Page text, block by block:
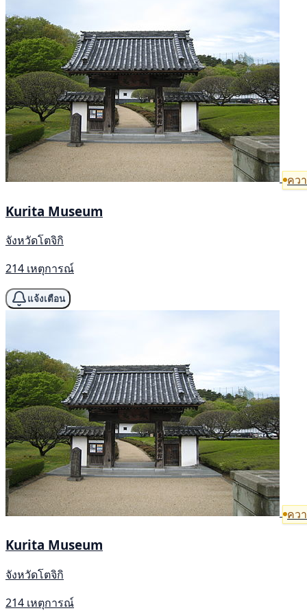
คว
Kurita Museum
จังหวัดโตจิกิ
214 เหตุการณ์
แจ้งเตือน
คว
Kurita Museum
จังหวัดโตจิกิ
214 เหตุการณ์